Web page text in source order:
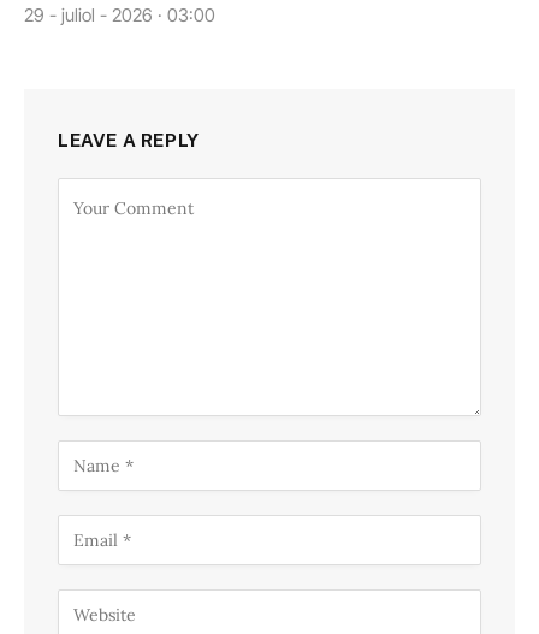
29 - juliol - 2026 · 03:00
LEAVE A REPLY